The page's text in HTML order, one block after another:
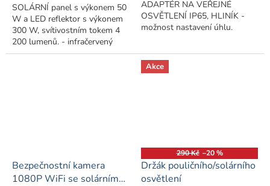
SOLÁRNÍ panel s výkonem 50
W a LED reflektor s výkonem
300 W, svítivostním tokem 4
200 lumenů. - infračervený
dálkový ovladač pro ovládání
ADAPTÉR NA VEŘEJNÉ
OSVĚTLENÍ IP65, HLINÍK -
možnost nastavení úhlu.
Bezpečnostní kamera
1080P WiFi se solárním
Akce
290 Kč –20 %
Držák pouličního/solárního
osvětlení